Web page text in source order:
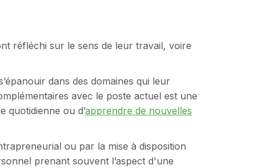
réfléchi sur le sens de leur travail, voire
dans des domaines qui leur
avec le poste actuel est une
quotidienne ou d’apprendre de nouvelles
ou par la mise à disposition
prenant souvent l’aspect d'une